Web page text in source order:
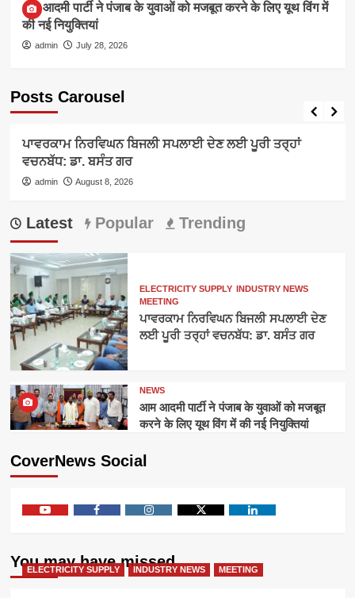
आम आदमी पार्टी ने पंजाब के युवाओं को मजबूत करने के लिए यूथ विंग में
की नई नियुक्तियां
admin July 28, 2026
Posts Carousel
ELECTRICITY SUPPLY
ਪਾਵਰਕਾਮ ਨਿਰਵਿਘਨ ਬਿਜਲੀ ਸਪਲਾਈ ਦੇਣ ਲਈ ਪੂਰੀ ਤਰ੍ਹਾਂ
ਵਚਨਬੱਧ: ਡਾ. ਬਸੰਤ ਗਰ
admin August 8, 2026
Latest Popular Trending
ELECTRICITY SUPPLY INDUSTRY NEWS
MEETING
ਪਾਵਰਕਾਮ ਨਿਰਵਿਘਨ ਬਿਜਲੀ ਸਪਲਾਈ ਦੇਣ
ਲਈ ਪੂਰੀ ਤਰ੍ਹਾਂ ਵਚਨਬੱਧ: ਡਾ. ਬਸੰਤ ਗਰ
NEWS
आम आदमी पार्टी ने पंजाब के युवाओं को मजबूत
करने के लिए यूथ विंग में की नई नियुक्तियां
CoverNews Social
You may have missed
ELECTRICITY SUPPLY INDUSTRY NEWS MEETING